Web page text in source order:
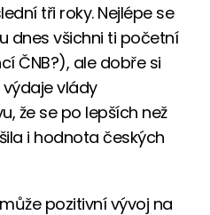
tři roky. Nejlépe se
dnes všichni ti početní
ČNB?), ale dobře si
vlády
že se po lepších než
i hodnota českých
pozitivní vývoj na